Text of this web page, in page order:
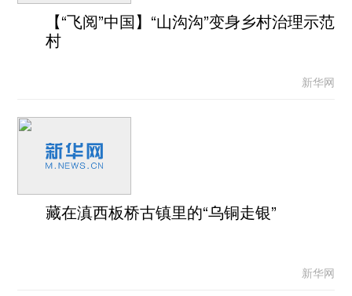
【“飞阅”中国】“山沟沟”变身乡村治理示范
村
新华网
藏在滇西板桥古镇里的“乌铜走银”
新华网